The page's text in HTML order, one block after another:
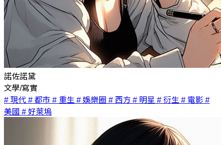
諾佐諾黛
文學/寫實
# 現代 # 都市 # 重生 # 娛樂圈 # 西方 # 明星 # 衍生 # 電影 #
美國 # 好萊塢